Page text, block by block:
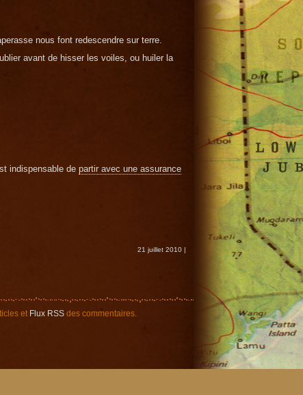
nous font redescendre sur terre.
avant de hisser les voiles, ou huiler la
indispensable de partir avec une assurance
21 juillet 2010 |
et Flux RSS des commentaires.